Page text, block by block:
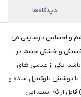
دیدگاه‌ها
و احساس نارضایتی می
و خشکی چشم در
یکی از عدسی های
پوشش بلوکنترل ساده و
ارائه است. این